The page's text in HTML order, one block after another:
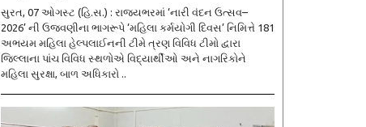
સુરત, 07 ઓગસ્ટ (હિ.સ.) : રાજ્યભરમાં ‘નારી વંદન ઉત્સવ–
2026’ ની ઉજવણીના ભાગરૂપે ‘મહિલા કર્મયોગી દિવસ’ નિમિત્તે 181
અભયમ મહિલા હેલ્પલાઈનની ટીમે ત્રણ વિવિધ ટીમો દ્વારા
જિલ્લાના પાંચ વિવિધ સ્થળોએ વિદ્યાર્થીઓ અને નાગરિકોને
મહિલા સુરક્ષા, બાળ અધિકારો ..